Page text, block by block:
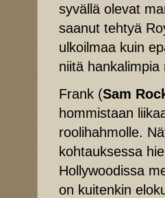
syvällä olevat
saanut tehtyä
ulkoilmaa kuin
niitä
Frank (Sam
hommistaan
roolihahmolle.
kohtauksessa
Hollywoodissa
on kuitenkin